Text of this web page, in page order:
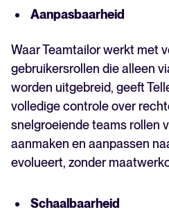
Aanpasbaarheid
Waar Teamtailor werkt met
gebruikersrollen die alleen
worden uitgebreid, geeft
volledige controle over
snelgroeiende teams rollen
aanmaken en aanpassen
evolueert, zonder
Schaalbaarheid